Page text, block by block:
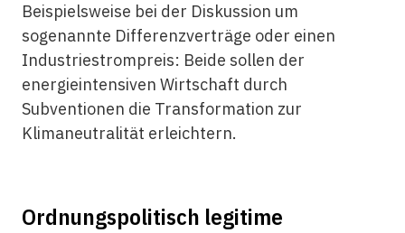
Beispielsweise bei der Diskussion um
sogenannte Differenzverträge oder einen
Industriestrompreis: Beide sollen der
energieintensiven Wirtschaft durch
Subventionen die Transformation zur
Klimaneutralität erleichtern.
Ordnungspolitisch legitime